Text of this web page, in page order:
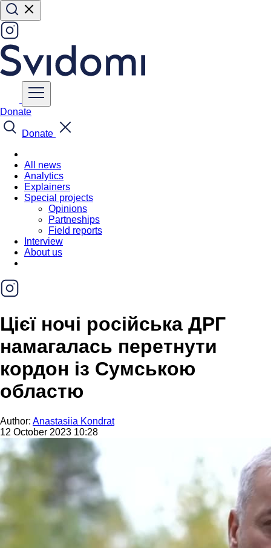
Donate
Donate
All news
Analytics
Explainers
Special projects
Opinions
Partneships
Field reports
Interview
About us
Цієї ночі російська ДРГ
намагалась перетнути
кордон із Сумською
областю
Author: Anastasiia Kondrat
12 October 2023 10:28